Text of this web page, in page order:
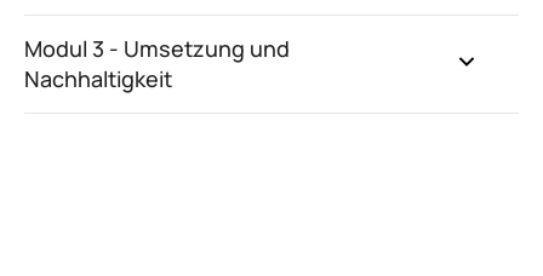
Modul 3 - Umsetzung und
Nachhaltigkeit